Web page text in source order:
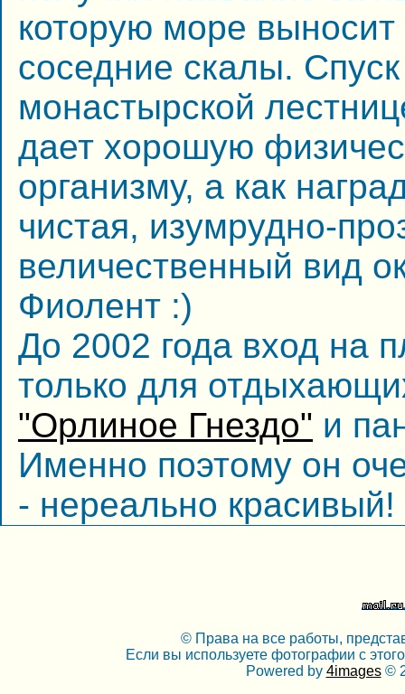
которую море
соседние скалы.
монастырской
дает хорошую
организму, а как
чистая, изумрудно-
величественный вид
Фиолент :)
До 2002 года вход на
только для
"Оpлиное Гнездо" и
Именно поэтому он
- нереально
© Права на все работы,
Если вы используете фотографии с
Powered by 4images©